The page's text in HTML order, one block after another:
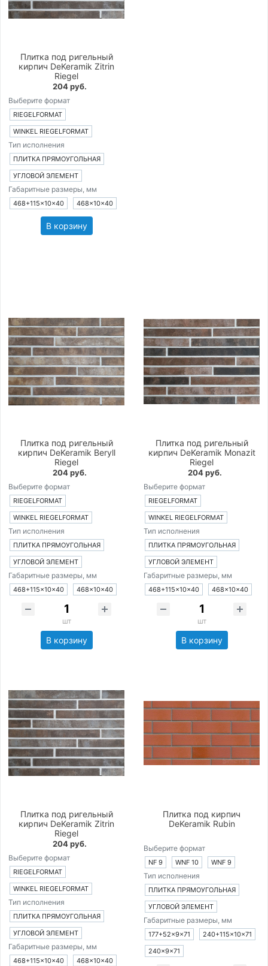
Плитка под ригельный
кирпич DeKeramik Zitrin
Riegel
204 руб.
Выберите формат
RIEGELFORMAT
WINKEL RIEGELFORMAT
Тип исполнения
ПЛИТКА ПРЯМОУГОЛЬНАЯ
УГЛОВОЙ ЭЛЕМЕНТ
Габаритные размеры, мм
468+115×10×40 468×10×40
В корзину
Плитка под ригельный
кирпич DeKeramik Beryll
Riegel
204 руб.
Выберите формат
RIEGELFORMAT
WINKEL RIEGELFORMAT
Тип исполнения
ПЛИТКА ПРЯМОУГОЛЬНАЯ
УГЛОВОЙ ЭЛЕМЕНТ
Габаритные размеры, мм
468+115×10×40 468×10×40
шт
В корзину
Плитка под ригельный
кирпич DeKeramik Monazit
Riegel
204 руб.
Выберите формат
RIEGELFORMAT
WINKEL RIEGELFORMAT
Тип исполнения
ПЛИТКА ПРЯМОУГОЛЬНАЯ
УГЛОВОЙ ЭЛЕМЕНТ
Габаритные размеры, мм
468+115×10×40 468×10×40
шт
В корзину
Плитка под ригельный
кирпич DeKeramik Zitrin
Riegel
204 руб.
Выберите формат
RIEGELFORMAT
WINKEL RIEGELFORMAT
Тип исполнения
ПЛИТКА ПРЯМОУГОЛЬНАЯ
УГЛОВОЙ ЭЛЕМЕНТ
Габаритные размеры, мм
468+115×10×40 468×10×40
Плитка под кирпич
DeKeramik Rubin
Выберите формат
NF 9 WNF 10 WNF 9
Тип исполнения
ПЛИТКА ПРЯМОУГОЛЬНАЯ
УГЛОВОЙ ЭЛЕМЕНТ
Габаритные размеры, мм
177+52×9×71
240+115×10×71
240×9×71